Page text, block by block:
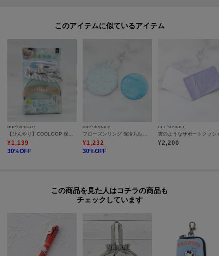
このアイテムに似ているアイテム
one'sterrace
¥1,139
30%OFF
one'sterrace
¥1,232
30%OFF
one'sterrace
¥2,200
この商品を見た人はコチラの商品も
チェックしています